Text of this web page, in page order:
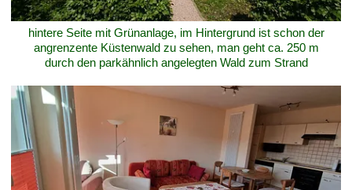
hintere Seite mit Grünanlage, im Hintergrund ist schon der
angrenzente Küstenwald zu sehen, man geht ca. 250 m
durch den parkähnlich angelegten Wald zum Strand